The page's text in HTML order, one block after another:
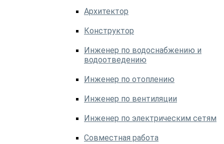
Архитектор
Конструктор
Инженер по водоснабжению и
водоотведению
Инженер по отоплению
Инженер по вентиляции
Инженер по электрическим сетям
Совместная работа